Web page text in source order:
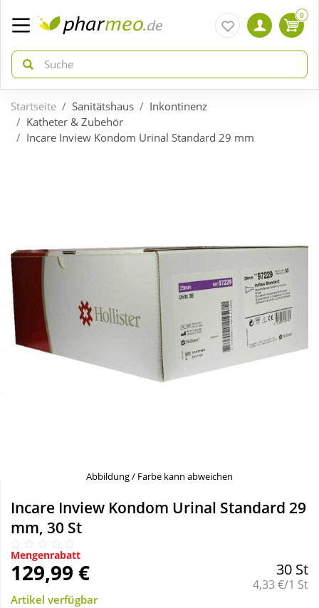
zurück
Sale
zurück
Körperpflege & Kosmetik
Natur & Homöopathie
Sanitätshaus
0
Startseite Sanitätshaus
Inkontinenz
Katheter & Zubehör
Incare Inview Kondom Urinal Standard 29 mm
Abbildung / Farbe kann abweichen
Incare Inview Kondom Urinal Standard 29
mm, 30 St
Mengenrabatt
129,99 € 30 St
Grundpreis:
4,33 €/1 St
Artikel verfügbar